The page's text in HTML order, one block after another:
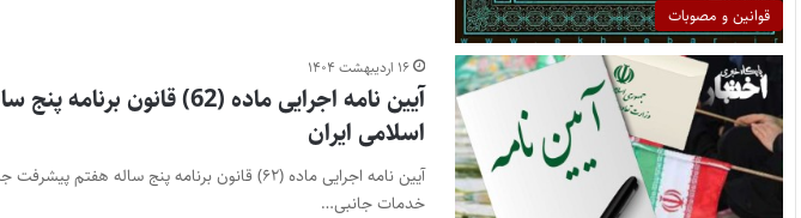
قوانین و مصوبات
۱۶ اردیبهشت ۱۴۰۴
آیین نامه اجرایی ماده (62)
اسلامی ایران
آیین نامه اجرایی ماده (۶۲) قانون برنامه پنج
خدمات جانبی…